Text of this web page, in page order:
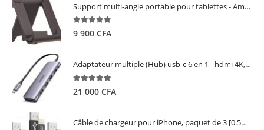
Support multi-angle portable pour tablettes - Amazon Basics
5.00out of 5
9 900 CFA
Adaptateur multiple (Hub) usb-c 6 en 1 - hdmi 4K, 3 ports USB 3.0 et lecteur de carte sd tf - UGREEN
5.00out of 5
21 000 CFA
Câble de chargeur pour iPhone, paquet de 3 [0.5M 1M 2M] - GIANAC